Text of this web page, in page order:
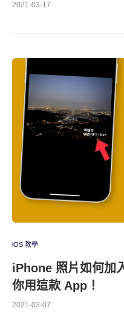
2021-03-17
iOS 教學
iPhone 照片如何加
你用這款 App！
2021-03-07